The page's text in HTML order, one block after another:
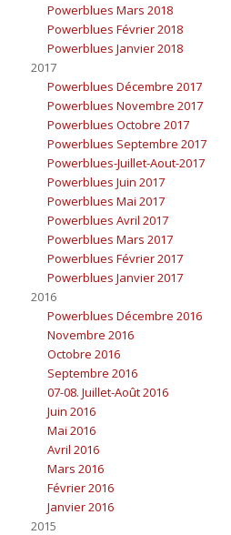
Powerblues Mars 2018
Powerblues Février 2018
Powerblues Janvier 2018
2017
Powerblues Décembre 2017
Powerblues Novembre 2017
Powerblues Octobre 2017
Powerblues Septembre 2017
Powerblues-Juillet-Aout-2017
Powerblues Juin 2017
Powerblues Mai 2017
Powerblues Avril 2017
Powerblues Mars 2017
Powerblues Février 2017
Powerblues Janvier 2017
2016
Powerblues Décembre 2016
Novembre 2016
Octobre 2016
Septembre 2016
07-08. Juillet-Août 2016
Juin 2016
Mai 2016
Avril 2016
Mars 2016
Février 2016
Janvier 2016
2015